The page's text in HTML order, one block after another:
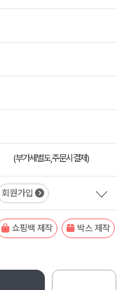
(부가세별도,주문시결제)
회원가입
쇼핑백 제작 박스 제작